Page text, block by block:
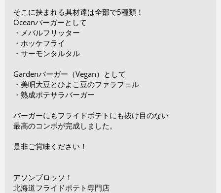
そこに挟まれる具材達は全部で5種類！
Oceanバーガーとして
・メバルフリッター
・ホッケフライ
・サーモンタルタル
Gardenバーガー（Vegan）として
・美唄大豆とひよこ豆のファラフェル
・熟成ポテサラバーガー
バーガーにもフライドポテトにも抜け目のない
最高のコンボが完成しました。
是非ご賞味ください！
アソンブロッソ！
北海道フライドポテト専門店